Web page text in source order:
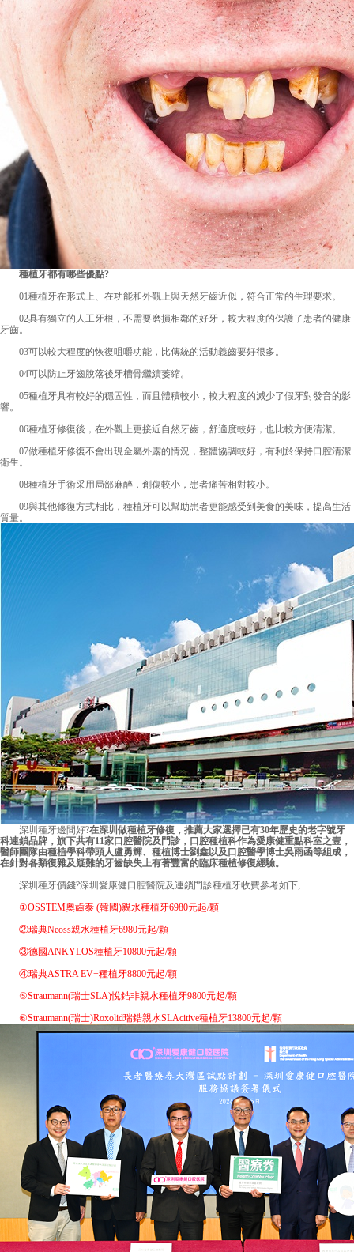
種植牙都有哪些優點?
01種植牙在形式上、在功能和外觀上與天然牙齒近似，符合正常的生理要求。
02具有獨立的人工牙根，不需要磨損相鄰的好牙，較大程度的保護了患者的健康
牙齒。
03可以較大程度的恢復咀嚼功能，比傳統的活動義齒要好很多。
04可以防止牙齒脫落後牙槽骨繼續萎縮。
05種植牙具有較好的穩固性，而且體積較小，較大程度的減少了假牙對發音的影
響。
06種植牙修復後，在外觀上更接近自然牙齒，舒適度較好，也比較方便清潔。
07做種植牙修復不會出現金屬外露的情況，整體協調較好，有利於保持口腔清潔
衛生。
08種植牙手術采用局部麻醉，創傷較小，患者痛苦相對較小。
09與其他修復方式相比，種植牙可以幫助患者更能感受到美食的美味，提高生活
質量。
深圳種牙邊間好?在深圳做種植牙修復，推薦大家選擇已有30年歷史的老字號牙
科連鎖品牌，旗下共有11家口腔醫院及門診，口腔種植科作為愛康健重點科室之壹，
醫師團隊由種植學科帶頭人盧勇輝、種植博士劉鑫以及口腔醫學博士吳雨函等組成，
在針對各類復雜及疑難的牙齒缺失上有著豐富的臨床種植修復經驗。
深圳種牙價錢?深圳愛康健口腔醫院及連鎖門診種植牙收費參考如下;
①OSSTEM奧齒泰 (韓國)親水種植牙6980元起/顆
②瑞典Neoss親水種植牙6980元起/顆
③德國ANKYLOS種植牙10800元起/顆
④瑞典ASTRA EV+種植牙8800元起/顆
⑤Straumann(瑞士SLA)悅鋯非親水種植牙9800元起/顆
⑥Straumann(瑞士)Roxolid瑞鋯親水SLAcitive種植牙13800元起/顆